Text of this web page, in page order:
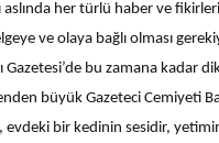
aslında her türlü haber ve
ve olaya bağlı olması
bu zamana kadar
büyük Gazeteci Cemiyeti
evdeki bir kedinin sesidir,